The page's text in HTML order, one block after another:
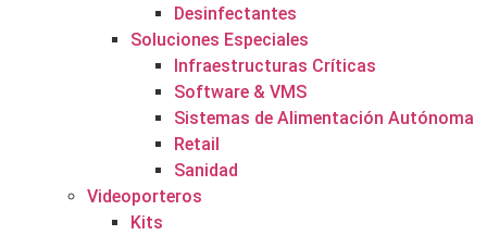
Desinfectantes
Soluciones Especiales
Infraestructuras Críticas
Software & VMS
Sistemas de Alimentación Autónoma
Retail
Sanidad
Videoporteros
Kits